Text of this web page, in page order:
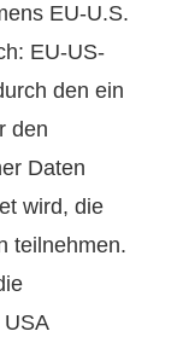
EU-U.S.
EU-US-
den ein
den
Daten
wird, die
teilnehmen.